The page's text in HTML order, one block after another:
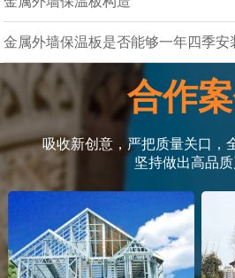
金属外墙保温板是否能够一年四季安
合作
吸收新创意，严把质量关口，
坚持做出高品